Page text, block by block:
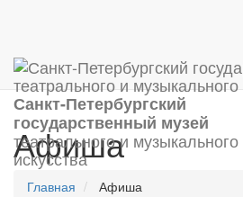
Санкт-Петербургский
государственный музей
театрального и музыкального
искусства
Афиша
Главная Афиша